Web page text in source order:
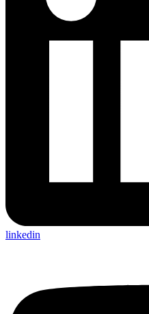
linkedin